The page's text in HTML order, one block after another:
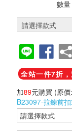
數量
全站一件7折
加89元購買 (原價:
B23097-拉鍊前